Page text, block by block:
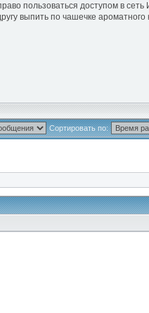
пользоваться доступом в
выпить по чашечке ароматного
Сортировать по: